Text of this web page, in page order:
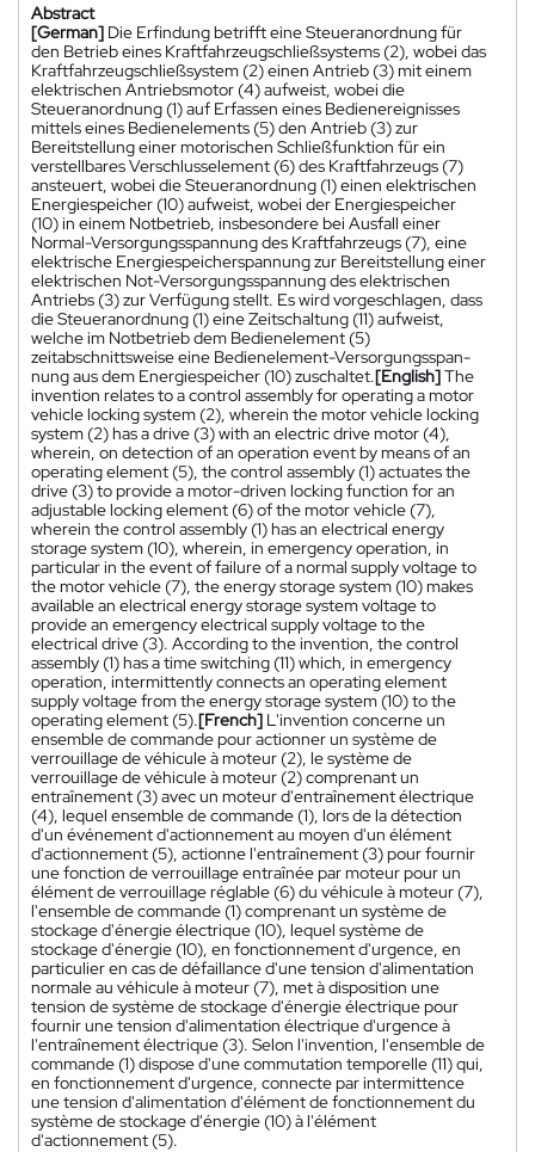
Abstract
[German] Die Erfindung betrifft eine Steueranordnung für
den Betrieb eines Kraftfahrzeugschließsystems (2), wobei das
Kraftfahrzeugschließsystem (2) einen Antrieb (3) mit einem
elektrischen Antriebsmotor (4) aufweist, wobei die
Steueranordnung (1) auf Erfassen eines Bedienereignisses
mittels eines Bedienelements (5) den Antrieb (3) zur
Bereitstellung einer motorischen Schließfunktion für ein
verstellbares Verschlusselement (6) des Kraftfahrzeugs (7)
ansteuert, wobei die Steueranordnung (1) einen elektrischen
Energiespeicher (10) aufweist, wobei der Energiespeicher
(10) in einem Notbetrieb, insbesondere bei Ausfall einer
Normal-Versorgungsspannung des Kraftfahrzeugs (7), eine
elektrische Energiespeicherspannung zur Bereitstellung einer
elektrischen Not-Versorgungsspannung des elektrischen
Antriebs (3) zur Verfügung stellt. Es wird vorgeschlagen, dass
die Steueranordnung (1) eine Zeitschaltung (11) aufweist,
welche im Notbetrieb dem Bedienelement (5)
zeitabschnittsweise eine Bedienelement-Versorgungsspan-
nung aus dem Energiespeicher (10) zuschaltet.[English]The
invention relates to a control assembly for operating a motor
vehicle locking system (2), wherein the motor vehicle locking
system (2) has a drive (3) with an electric drive motor (4),
wherein, on detection of an operation event by means of an
operating element (5), the control assembly (1) actuates the
drive (3) to provide a motor-driven locking function for an
adjustable locking element (6) of the motor vehicle (7),
wherein the control assembly (1) has an electrical energy
storage system (10), wherein, in emergency operation, in
particular in the event of failure of a normal supply voltage to
the motor vehicle (7), the energy storage system (10) makes
available an electrical energy storage system voltage to
provide an emergency electrical supply voltage to the
electrical drive (3). According to the invention, the control
assembly (1) has a time switching (11) which, in emergency
operation, intermittently connects an operating element
supply voltage from the energy storage system (10) to the
operating element (5).[French] L'invention concerne un
ensemble de commande pour actionner un système de
verrouillage de véhicule à moteur (2), le système de
verrouillage de véhicule à moteur (2) comprenant un
entraînement (3) avec un moteur d'entraînement électrique
(4), lequel ensemble de commande (1), lors de la détection
d'un événement d'actionnement au moyen d'un élément
d'actionnement (5), actionne l'entraînement (3) pour fournir
une fonction de verrouillage entraînée par moteur pour un
élément de verrouillage réglable (6) du véhicule à moteur (7),
l'ensemble de commande (1) comprenant un système de
stockage d'énergie électrique (10), lequel système de
stockage d'énergie (10), en fonctionnement d'urgence, en
particulier en cas de défaillance d'une tension d'alimentation
normale au véhicule à moteur (7), met à disposition une
tension de système de stockage d'énergie électrique pour
fournir une tension d'alimentation électrique d'urgence à
l'entraînement électrique (3). Selon l'invention, l'ensemble de
commande (1) dispose d'une commutation temporelle (11) qui,
en fonctionnement d'urgence, connecte par intermittence
une tension d'alimentation d'élément de fonctionnement du
système de stockage d'énergie (10) à l'élément
d'actionnement (5).